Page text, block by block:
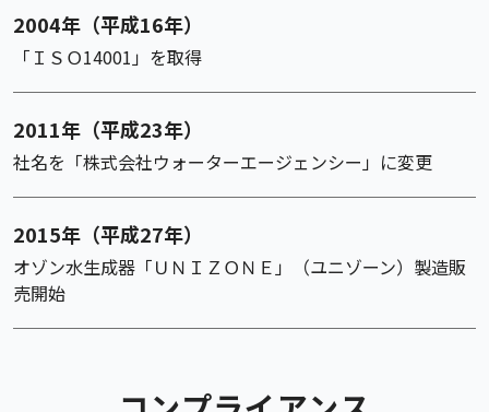
2004年（平成16年）
「ＩＳＯ14001」を取得
2011年（平成23年）
社名を「株式会社ウォーターエージェンシー」に変更
2015年（平成27年）
オゾン水生成器「ＵＮＩＺＯＮＥ」（ユニゾーン）製造販
売開始